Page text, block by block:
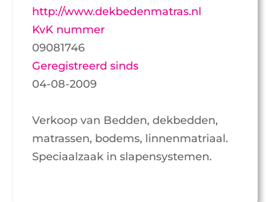
http://www.dekbedenmatras.nl
KvK nummer
09081746
Geregistreerd sinds
04-08-2009
Verkoop van Bedden, dekbedden,
matrassen, bodems, linnenmatriaal.
Speciaalzaak in slapensystemen.